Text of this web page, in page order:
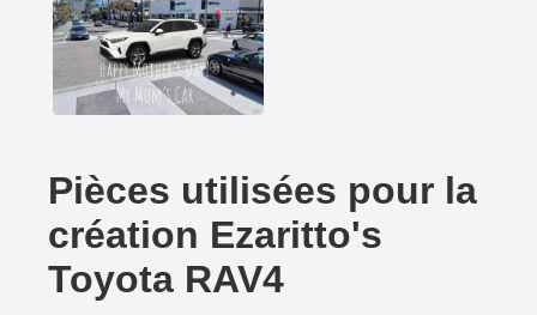
Pièces utilisées pour la
création Ezaritto's
Toyota RAV4